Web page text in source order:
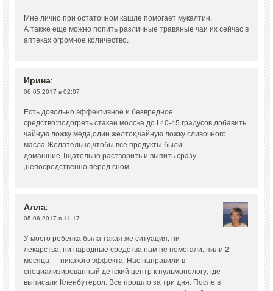
Мне лично при остаточном кашле помогает мукалтин.
А также еще можно попить различные травяные чаи их сейчас в
аптеках огромное количество.
Ирина:
06.05.2017 в 02:07
Есть довольно эффективное и безвредное
средство:подогреть стакан молока до t 40-45 градусов,добавить
чайную ложку меда,один желток,чайную ложку сливочного
масла.Желательно,чтобы все продукты были
домашние.Тщательно растворить и выпить сразу
,непосредственно перед сном.
Алла:
05.06.2017 в 11:17
У моего ребенка была такая же ситуация, ни
лекарства, ни народные средства нам не помогали, пили 2
месяца — никакого эффекта. Нас направили в
специализированный детский центр к пульмонологу, где
выписали Кленбутерол. Все прошло за три дня. После в